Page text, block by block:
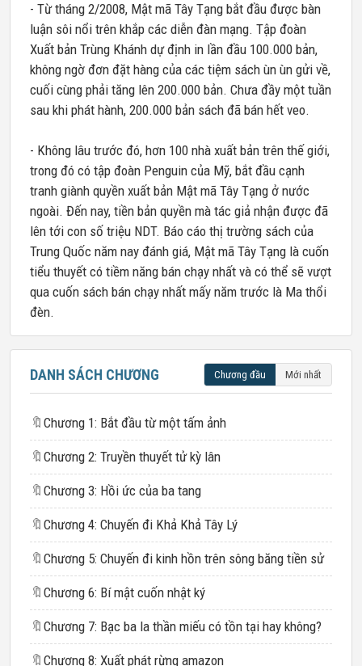
- Từ tháng 2/2008, Mật mã Tây Tạng bắt đầu được bàn
luận sôi nổi trên khắp các diễn đàn mạng. Tập đoàn
Xuất bản Trùng Khánh dự định in lần đầu 100.000 bản,
không ngờ đơn đặt hàng của các tiệm sách ùn ùn gửi về,
cuối cùng phải tăng lên 200.000 bản. Chưa đầy một tuần
sau khi phát hành, 200.000 bản sách đã bán hết veo.
- Không lâu trước đó, hơn 100 nhà xuất bản trên thế giới,
trong đó có tập đoàn Penguin của Mỹ, bắt đầu cạnh
tranh giành quyền xuất bản Mật mã Tây Tạng ở nước
ngoài. Đến nay, tiền bản quyền mà tác giả nhận được đã
lên tới con số triệu NDT. Báo cáo thị trường sách của
Trung Quốc năm nay đánh giá, Mật mã Tây Tạng là cuốn
tiểu thuyết có tiềm năng bán chạy nhất và có thể sẽ vượt
qua cuốn sách bán chạy nhất mấy năm trước là Ma thổi
đèn.
DANH SÁCH CHƯƠNG Chương đầu Mới nhất
🔖 Chương 1: Bắt đầu từ một tấm ảnh
🔖 Chương 2: Truyền thuyết tử kỳ lân
🔖 Chương 3: Hồi ức của ba tang
🔖 Chương 4: Chuyến đi Khả Khả Tây Lý
🔖 Chương 5: Chuyến đi kinh hồn trên sông băng tiền sử
🔖 Chương 6: Bí mật cuốn nhật ký
🔖 Chương 7: Bạc ba la thần miếu có tồn tại hay không?
🔖 Chương 8: Xuất phát rừng amazon